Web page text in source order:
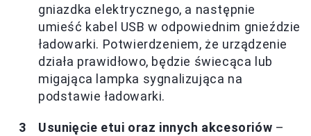
gniazdka elektrycznego, a następnie
umieść kabel USB w odpowiednim gnieździe
ładowarki. Potwierdzeniem, że urządzenie
działa prawidłowo, będzie świecąca lub
migająca lampka sygnalizująca na
podstawie ładowarki.
Usunięcie etui oraz innych akcesoriów –